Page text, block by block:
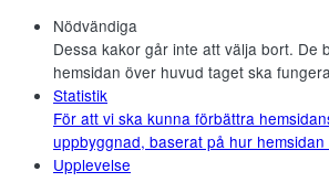
Nödvändiga
Dessa kakor går inte att välja bort. De
hemsidan över huvud taget ska
Statistik
För att vi ska kunna förbättra
uppbyggnad, baserat på hur hemsidan
Upplevelse